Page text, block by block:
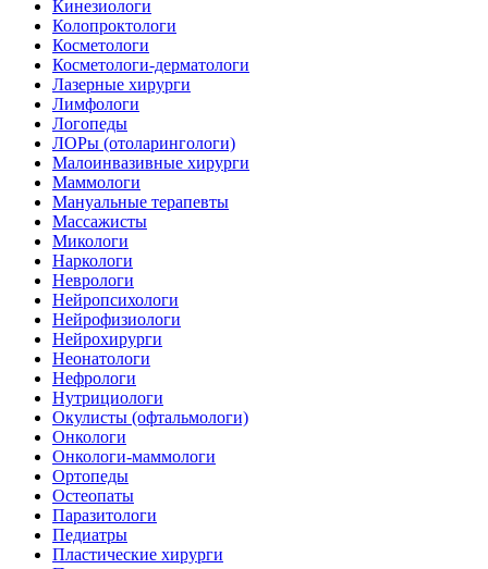
Кинезиологи
Колопроктологи
Косметологи
Косметологи-дерматологи
Лазерные хирурги
Лимфологи
Логопеды
ЛОРы (отоларингологи)
Малоинвазивные хирурги
Маммологи
Мануальные терапевты
Массажисты
Микологи
Наркологи
Неврологи
Нейропсихологи
Нейрофизиологи
Нейрохирурги
Неонатологи
Нефрологи
Нутрициологи
Окулисты (офтальмологи)
Онкологи
Онкологи-маммологи
Ортопеды
Остеопаты
Паразитологи
Педиатры
Пластические хирурги